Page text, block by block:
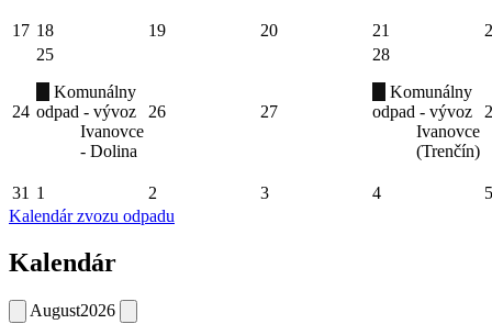
17 18 19 20 21
24
25
Komunálny
odpad - vývoz
Ivanovce
- Dolina
26 27
28
Komunálny
odpad - vývoz
Ivanovce
(Trenčín)
31 1 2 3 4
5
Kalendár zvozu odpadu
Kalendár
August2026